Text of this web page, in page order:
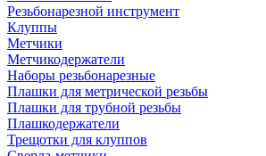
Резьбонарезной инструмент
Клуппы
Метчики
Метчикодержатели
Наборы резьбонарезные
Плашки для метрической резьбы
Плашки для трубной резьбы
Плашкодержатели
Трещотки для клуппов